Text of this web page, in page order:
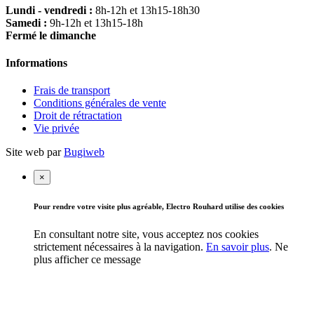
Lundi - vendredi : 8h-12h et 13h15-18h30
Samedi : 9h-12h et 13h15-18h
Fermé le dimanche
Informations
Frais de transport
Conditions générales de vente
Droit de rétractation
Vie privée
Site web parBugiweb
×
Pour rendre votre visite plus agréable, Electro Rouhard utilise des cookies
En consultant notre site, vous acceptez nos cookies
strictement nécessaires à la navigation. En savoir plus. Ne
plus afficher ce message